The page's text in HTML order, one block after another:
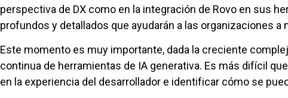
perspectiva de DX como en la integración de Rovo en sus
profundos y detallados que ayudarán a las organizaciones a
Este momento es muy importante, dada la creciente
continua de herramientas de IA generativa. Es más difícil
en la experiencia del desarrollador e identificar cómo se